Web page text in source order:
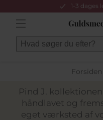
1-3 dages
Forsiden
Pind J.
håndlavet og
eget værksted af